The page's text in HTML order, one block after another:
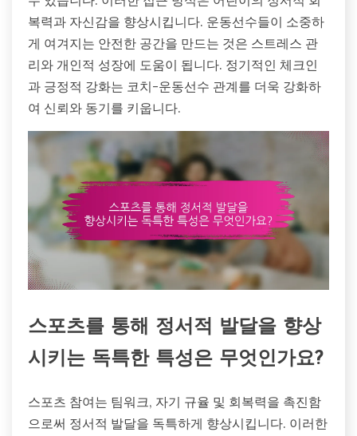
복력과 자신감을 향상시킵니다. 운동선수들이 소중하
게 여겨지는 안전한 공간을 만드는 것은 스트레스 관
리와 개인적 성장에 도움이 됩니다. 정기적인 체크인
과 긍정적 강화는 코치-운동선수 관계를 더욱 강화하
여 신뢰와 동기를 키웁니다.
스포츠를 통해 정서적 발달을 향상
시키는 독특한 특성은 무엇인가요?
스포츠 참여는 팀워크, 자기 규율 및 회복력을 촉진함
으로써 정서적 발달을 독특하게 향상시킵니다. 이러한